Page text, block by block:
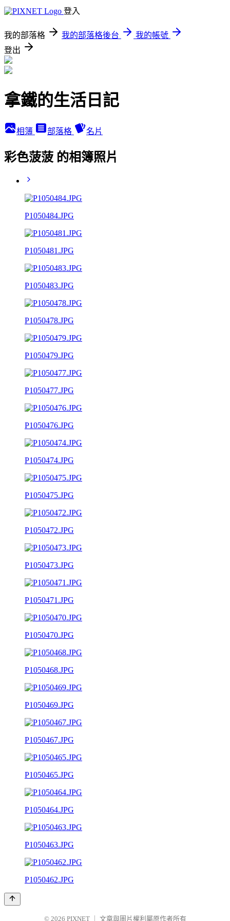
登入
我的部落格 我的部落格後台
我的帳號
登出
拿鐵的生活日記
相簿 部落格 名片
彩色菠菠 的相簿照片
P1050484.JPG
P1050481.JPG
P1050483.JPG
P1050478.JPG
P1050479.JPG
P1050477.JPG
P1050476.JPG
P1050474.JPG
P1050475.JPG
P1050472.JPG
P1050473.JPG
P1050471.JPG
P1050470.JPG
P1050468.JPG
P1050469.JPG
P1050467.JPG
P1050465.JPG
P1050464.JPG
P1050463.JPG
P1050462.JPG
© 2026 PIXNET 文章與圖片權利屬原作者所有